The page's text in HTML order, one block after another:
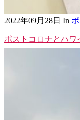
2022年09月28日 In
ポストコロナとハ